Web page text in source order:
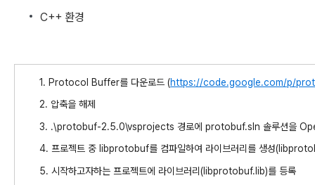
C++ 환경
1. Protocol Buffer를 다운로드 (https://code.google.com/p/
2. 압축을 해제
3. .\protobuf-2.5.0\vsprojects 경로에 protobuf.sln 솔루션을
4. 프로젝트 중 libprotobuf를 컴파일하여 라이브러리를 생성
5. 시작하고자하는 프로젝트에 라이브러리(libprotobuf.lib)를 등록